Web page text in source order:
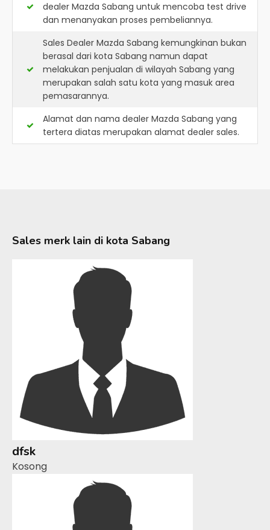
dealer Mazda Sabang untuk mencoba test drive
dan menanyakan proses pembeliannya.
Sales Dealer Mazda Sabang kemungkinan bukan
berasal dari kota Sabang namun dapat
melakukan penjualan di wilayah Sabang yang
merupakan salah satu kota yang masuk area
pemasarannya.
Alamat dan nama dealer Mazda Sabang yang
tertera diatas merupakan alamat dealer sales.
Sales merk lain di kota Sabang
dfsk
Kosong